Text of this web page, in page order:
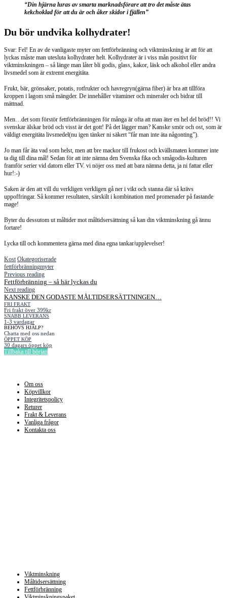
“Din hjärna luras av smarta marknadsförare att tro det måste ätas
kekchoklad för att du är och åker skidor i fjällen”
Du bör undvika kolhydrater!
Svar: Fel! En av de vanligaste myter om fettförbränning och viktminskning är att för att
lyckas måste man utesluta kolhydrater helt. Kolhydrater är i viss mån positivt för
viktminskningen – så länge man låter bli godis, glass, kakor, läsk och alkohol eller andra
livsmedel som är extremt energitäta.
Frukt, bär, grönsaker, potatis, rotfrukter och havregryn(gärna fiber) är bra att tillföra
kroppen i lagom små mängder. De innehåller vitaminer och mineraler och bidrar till
mättnad.
Men…det som förstör fettförbränningen för många är ofta att man äter en hel del bröd!! Vi
svenskar älskar bröd och visst är det gott! På det lägger man? Kanske smör och ost, som är
väldigt energitäta livsmedel(nu igen tänker ni säkert “får man inte äta någonting”).
Jo man får äta vad som helst, men att bre mackor till frukost och kvällsmaten kommer inte
ta dig till dina mål! Sedan för att inte nämna den Svenska fika och smågodis-kulturen
framför serier vid datorn eller TV. vi nöjer oss med att bara nämna detta, ja ni fattar eller
hur!:-)
Saken är den att vill du verkligen verkligen gå ner i vikt och stanna där så krävs
uppoffringar. Så kommer resultaten, särskilt i kombination med promenader på fastande
mage!
Byter du dessutom ut måltider mot måltidsersättning så kan din viktminskning gå ännu
fortare!
Lycka till och kommentera gärna med dina egna tankar/upplevelser!
Kost Okategoriserade
fettförbränningmyter
Previous reading
Fettförbränning – så här lyckas du
Next reading
KANSKE DEN GODASTE MÅLTIDSERSÄTTNINGEN…
FRI FRAKT
Fri frakt över 399kr
SNABB LEVERANS
1-3 vardagar
BEHÖVS HJÄLP?
Chatta med oss nedan
ÖPPET KÖP
30 dagars öppet köp
Tillbaka till början
Om oss
Köpvillkor
Integritetspolicy
Returer
Frakt & Leverans
Vanliga frågor
Kontakta oss
Viktminskning
Måltidsersättning
Fettförbränning